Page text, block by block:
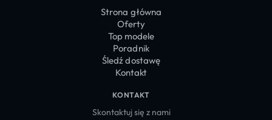
Strona główna
Oferty
Top modele
Poradnik
Śledź dostawę
Kontakt
KONTAKT
Skontaktuj się z nami